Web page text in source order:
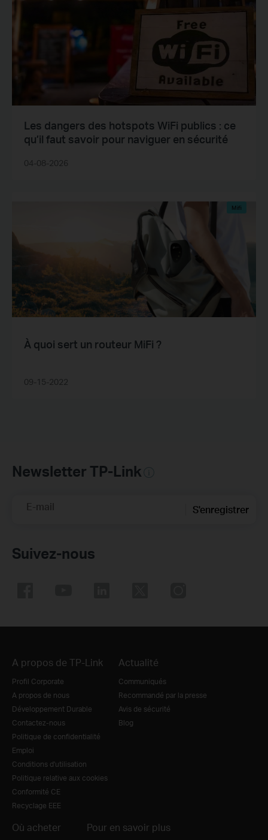
Les dangers des hotspots WiFi publics : ce
qu’il faut savoir pour naviguer en sécurité
04-08-2026
Mifi
À quoi sert un routeur MiFi ?
09-15-2022
Newsletter TP-Link
E-mail S'enregistrer
Suivez-nous
A propos de TP-Link
Profil Corporate
A propos de nous
Développement Durable
Contactez-nous
Politique de confidentialité
Emploi
Conditions d'utilisation
Politique relative aux cookies
Conformité CE
Recyclage EEE
Actualité
Communiqués
Recommandé par la presse
Avis de sécurité
Blog
Où acheter Pour en savoir plus